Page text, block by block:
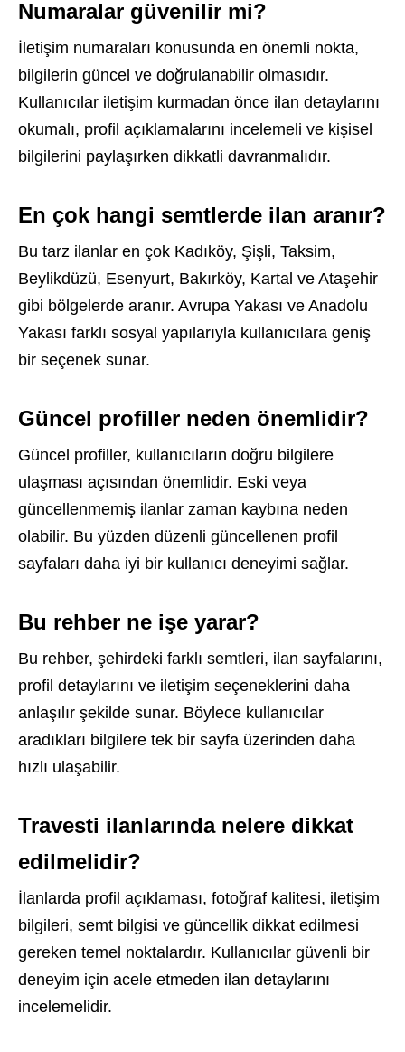
Numaralar güvenilir mi?
İletişim numaraları konusunda en önemli nokta,
bilgilerin güncel ve doğrulanabilir olmasıdır.
Kullanıcılar iletişim kurmadan önce ilan detaylarını
okumalı, profil açıklamalarını incelemeli ve kişisel
bilgilerini paylaşırken dikkatli davranmalıdır.
En çok hangi semtlerde ilan aranır?
Bu tarz ilanlar en çok Kadıköy, Şişli, Taksim,
Beylikdüzü, Esenyurt, Bakırköy, Kartal ve Ataşehir
gibi bölgelerde aranır. Avrupa Yakası ve Anadolu
Yakası farklı sosyal yapılarıyla kullanıcılara geniş
bir seçenek sunar.
Güncel profiller neden önemlidir?
Güncel profiller, kullanıcıların doğru bilgilere
ulaşması açısından önemlidir. Eski veya
güncellenmemiş ilanlar zaman kaybına neden
olabilir. Bu yüzden düzenli güncellenen profil
sayfaları daha iyi bir kullanıcı deneyimi sağlar.
Bu rehber ne işe yarar?
Bu rehber, şehirdeki farklı semtleri, ilan sayfalarını,
profil detaylarını ve iletişim seçeneklerini daha
anlaşılır şekilde sunar. Böylece kullanıcılar
aradıkları bilgilere tek bir sayfa üzerinden daha
hızlı ulaşabilir.
Travesti ilanlarında nelere dikkat
edilmelidir?
İlanlarda profil açıklaması, fotoğraf kalitesi, iletişim
bilgileri, semt bilgisi ve güncellik dikkat edilmesi
gereken temel noktalardır. Kullanıcılar güvenli bir
deneyim için acele etmeden ilan detaylarını
incelemelidir.